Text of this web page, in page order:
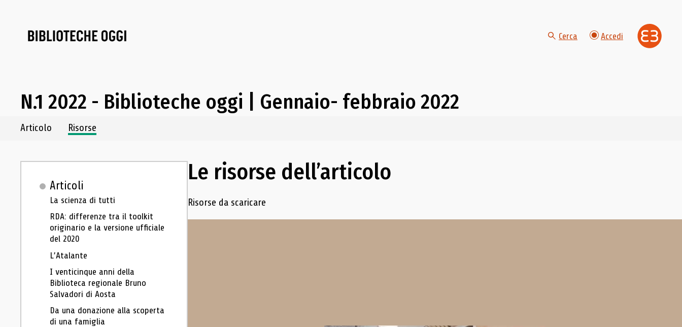
Cerca Accedi
N.1 2022 - Biblioteche oggi | Gennaio- febbraio 2022
Navigazione dei contenuti del fascicolo
Articolo Risorse
Articoli
La scienza di tutti
RDA: differenze tra il toolkit
originario e la versione ufficiale
del 2020
L’Atalante
I venticinque anni della
Biblioteca regionale Bruno
Salvadori di Aosta
Da una donazione alla scoperta
di una famiglia
Le risorse dell’articolo
Navigazione delle risorse
Risorse da scaricare